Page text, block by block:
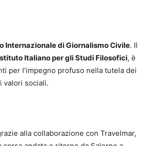
Internazionale di Giornalismo Civile. Il
Italiano per gli Studi Filosofici, è
per l’impegno profuso nella tutela dei
valori sociali.
alla collaborazione con Travelmar,